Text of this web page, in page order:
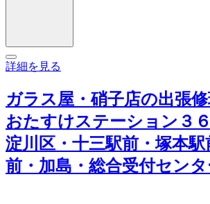
詳細を見る
ガラス屋・硝子店の出張
おたすけステーション３
淀川区・十三駅前・塚本
前・加島・総合受付センタ